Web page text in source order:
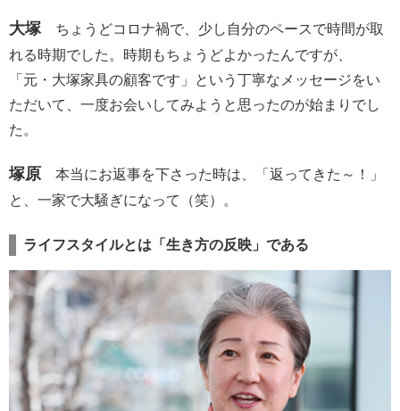
大塚ちょうどコロナ禍で、少し自分のペースで時間が取
れる時期でした。時期もちょうどよかったんですが、
「元・大塚家具の顧客です」という丁寧なメッセージをい
ただいて、一度お会いしてみようと思ったのが始まりでし
た。
塚原 本当にお返事を下さった時は、「返ってきた～！」
と、一家で大騒ぎになって（笑）。
ライフスタイルとは「生き方の反映」である